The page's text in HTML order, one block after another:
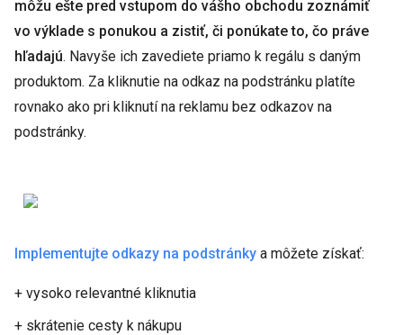
môžu ešte pred vstupom do vášho obchodu zoznámiť
vo výklade s ponukou a zistiť, či ponúkate to, čo práve
hľadajú. Navyše ich zavediete priamo k regálu s daným
produktom. Za kliknutie na odkaz na podstránku platíte
rovnako ako pri kliknutí na reklamu bez odkazov na
podstránky.
Implementujte odkazy na podstránky a môžete získať:
+ vysoko relevantné kliknutia
+ skrátenie cesty k nákupu